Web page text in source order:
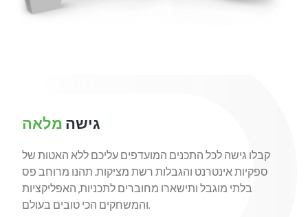
גישהמלאה
קבלו גישה לכל התכנים המועדפים עליכם ללא האטות של
ספקיות אינטרנט והגבלות רשת מציקות. תהנו מרוחב פס
בלתי מוגבל ותישארו מחוברים לתכניות, האפליקציות
והמשחקים הכי טובים בעולם.